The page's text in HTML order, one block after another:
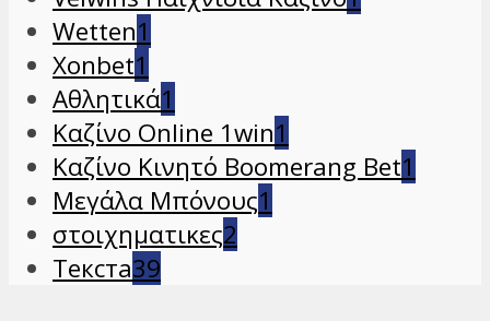
Wetten1
Xonbet1
Αθλητικά1
Καζίνο Online 1win1
Καζίνο Κινητό Boomerang Bet1
Μεγάλα Μπόνους1
στοιχηματικες2
Текста39